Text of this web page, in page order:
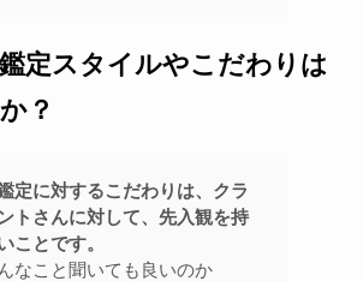
定スタイルやこだわりは
？
定に対するこだわりは、クラ
トさんに対して、先入観を持
ことです。
んなこと聞いても良いのか